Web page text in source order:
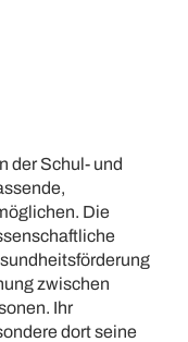
der Schul- und
Die
zwischen
Ihr
dort seine